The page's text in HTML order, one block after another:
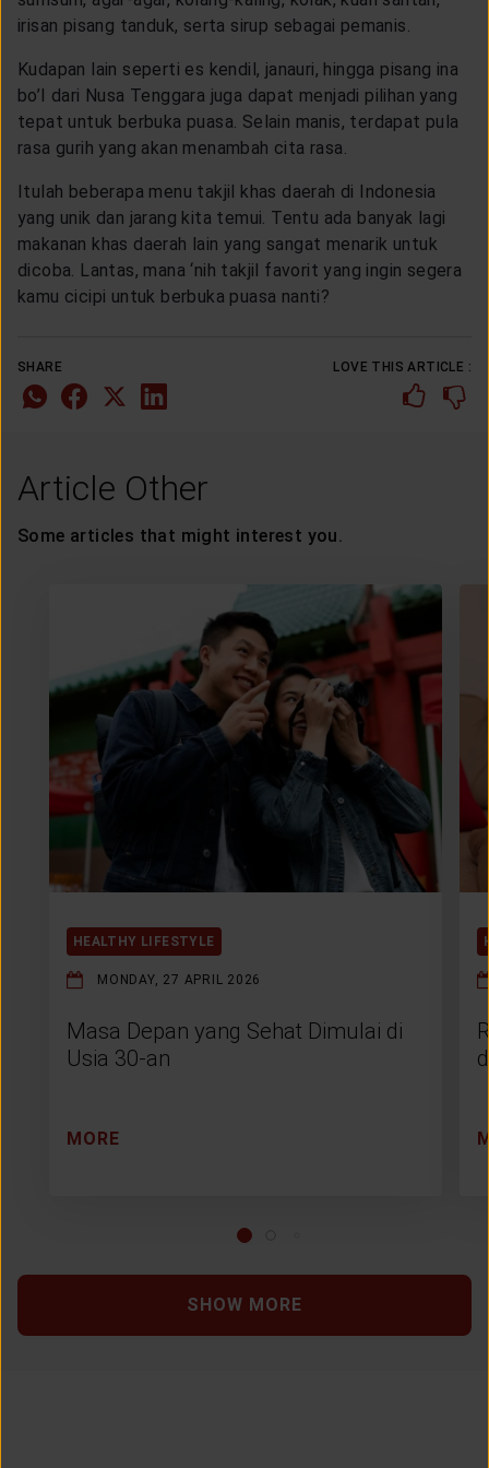
irisan pisang tanduk, serta sirup sebagai pemanis.
Kudapan lain seperti es kendil, janauri, hingga pisang ina
bo’I dari Nusa Tenggara juga dapat menjadi pilihan yang
tepat untuk berbuka puasa. Selain manis, terdapat pula
rasa gurih yang akan menambah cita rasa.
Itulah beberapa menu takjil khas daerah di Indonesia
yang unik dan jarang kita temui. Tentu ada banyak lagi
makanan khas daerah lain yang sangat menarik untuk
dicoba. Lantas, mana ‘nih takjil favorit yang ingin segera
kamu cicipi untuk berbuka puasa nanti?
SHARE LOVE THIS ARTICLE :
Article Other
Some articles that might interest you.
HEALTHY LIFESTYLE
MONDAY, 27 APRIL 2026
Masa Depan yang Sehat Dimulai di
Usia 30-an
MORE
SHOW MORE